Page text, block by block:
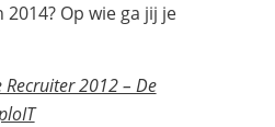
Op wie ga jij je
2012 – De